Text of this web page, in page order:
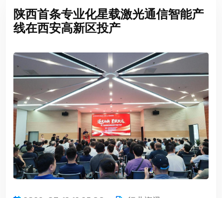
陕西首条专业化星载激光通信智能产
线在西安高新区投产